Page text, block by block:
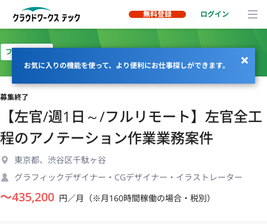
無料登録 ログイン
お気に入りの機能を使って、より便利にお仕事探しができます。
フルリモート
募集終了
【左官/週1日～/フルリモート】左官全工
程のアノテーション作業業務案件
東京都、渋谷区千駄ヶ谷
グラフィックデザイナー・CGデザイナー・イラストレーター
〜435,200 円／月（※月160時間稼働の場合・税別）